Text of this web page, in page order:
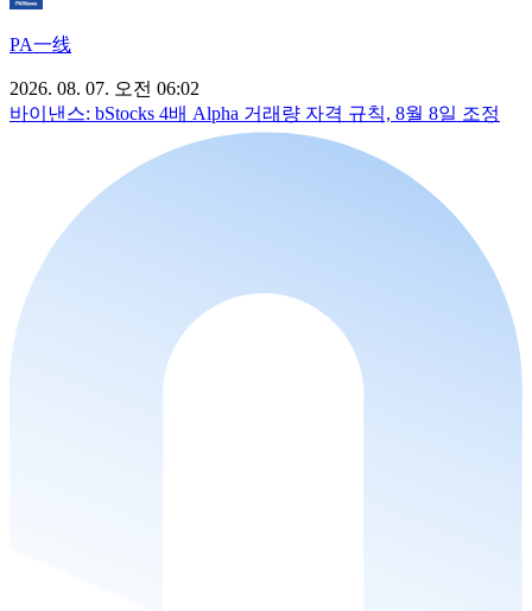
PA一线
2026. 08. 07. 오전 06:02
바이낸스: bStocks 4배 Alpha 거래량 자격 규칙, 8월 8일 조정